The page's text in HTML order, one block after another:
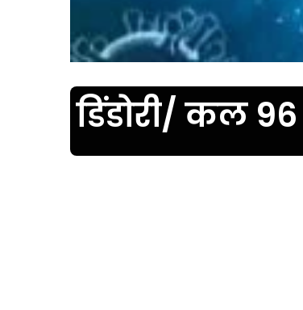
डिंडोरी/ कल